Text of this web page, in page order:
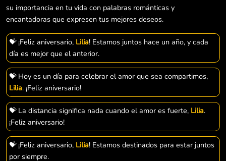
su importancia en tu vida con palabras románticas y
encantadoras que expresen tus mejores deseos.
💝 ¡Feliz aniversario, Lilia! Estamos juntos hace un año, y cada
día es mejor que el anterior.
💝 Hoy es un día para celebrar el amor que sea compartimos,
Lilia. ¡Feliz aniversario!
💝 La distancia significa nada cuando el amor es fuerte, Lilia.
¡Feliz aniversario!
💝 ¡Feliz aniversario, Lilia! Estamos destinados para estar juntos
por siempre.